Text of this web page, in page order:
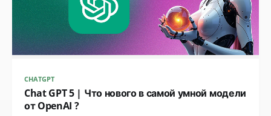
CHATGPT
Chat GPT 5 | Что нового в самой умной модели
от OpenAI ?